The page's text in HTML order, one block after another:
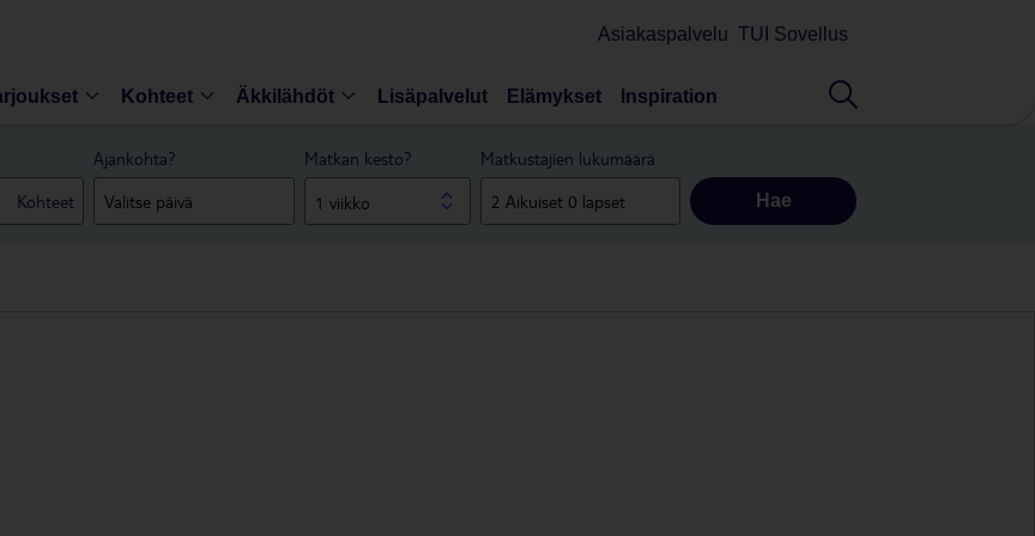
Asiakaspalvelu TUI Sovellus
Kohteet Äkkilähdöt Lisäpalvelut Elämykset Inspiration
Kohteet
Ajankohta? Matkan kesto?
1 viikko
Matkustajien lukumäärä
Hae